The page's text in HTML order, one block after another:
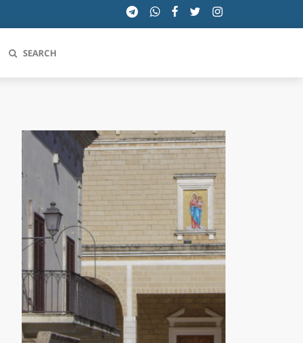
TOSCANA
TRENTINO-ALTO ADIGE
UMBRIA
VALLE D'AOSTA
VENETO
SEARCH